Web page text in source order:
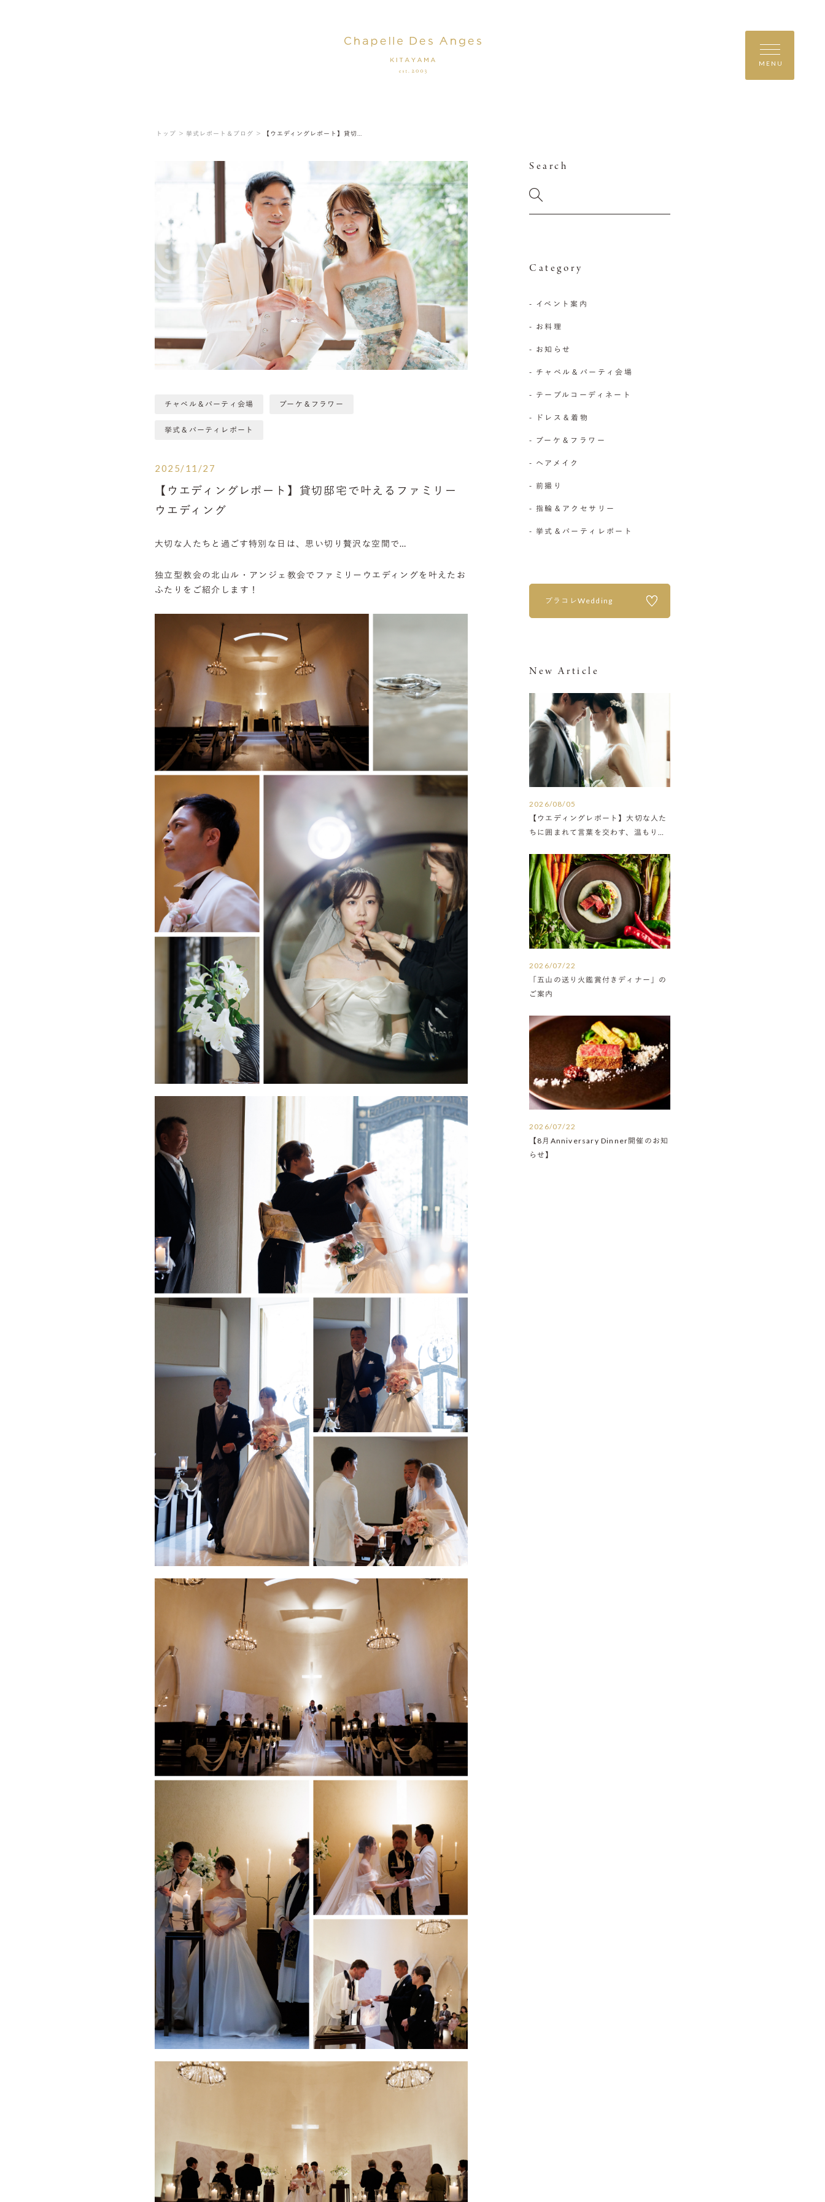
MENU
トップ ＞ 挙式レポート＆ブログ ＞
チャペル＆パーティ会場 ブーケ＆フラワー
挙式＆パーティレポート
2025/11/27
【ウエディングレポート】貸切邸宅で叶えるファミリー
ウエディング
大切な人たちと過ごす特別な日は、思い切り贅沢な空間で…
独立型教会の北山ル・アンジェ教会でファミリーウエディングを叶えたお
ふたりをご紹介します！
Search
Category
- イベント案内
- お料理
- お知らせ
- チャペル＆パーティ会場
- テーブルコーディネート
- ドレス＆着物
- ブーケ＆フラワー
- ヘアメイク
- 前撮り
- 指輪＆アクセサリー
- 挙式＆パーティレポート
プラコレWedding
New Article
2026/08/05
【ウエディングレポート】大切な人た
ちに囲まれて言葉を交わす、温もりに
2026/07/22
「五山の送り火鑑賞付きディナー」の
ご案内
2026/07/22
【8月Anniversary Dinner開催のお知
らせ】